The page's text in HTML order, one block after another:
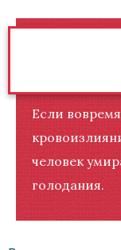
Если
человек
голодания.